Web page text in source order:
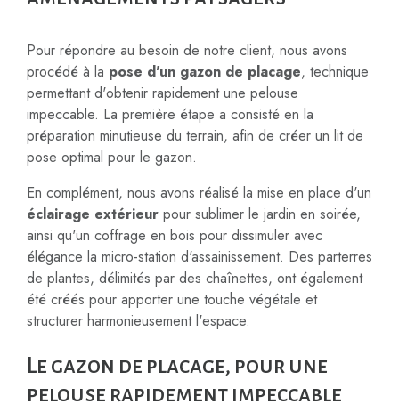
Pour répondre au besoin de notre client, nous avons
procédé à la pose d'un gazon de placage, technique
permettant d'obtenir rapidement une pelouse
impeccable. La première étape a consisté en la
préparation minutieuse du terrain, afin de créer un lit de
pose optimal pour le gazon.
En complément, nous avons réalisé la mise en place d'un
éclairage extérieurpour sublimer le jardin en soirée,
ainsi qu'un coffrage en bois pour dissimuler avec
élégance la micro-station d'assainissement. Des parterres
de plantes, délimités par des chaînettes, ont également
été créés pour apporter une touche végétale et
structurer harmonieusement l'espace.
Le gazon de placage, pour une
pelouse rapidement impeccable